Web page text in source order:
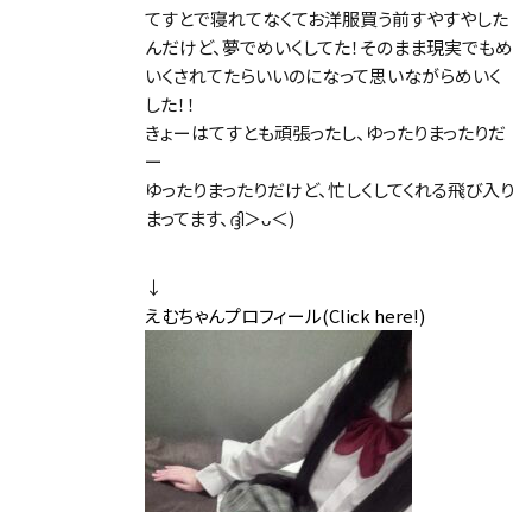
てすとで寝れてなくてお洋服買う前すやすやした
んだけど、夢でめいくしてた！そのまま現実でもめ
いくされてたらいいのになって思いながらめいく
した！！
きょーはてすとも頑張ったし、ゆったりまったりだ
ー
ゆったりまったりだけど、忙しくしてくれる飛び入り
まってます、ദ്ദി＞ᴗ＜)
↓
えむちゃんプロフィール(Click here!)